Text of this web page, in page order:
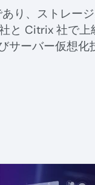
り、ストレー
と Citrix 社で上
サーバー仮想化